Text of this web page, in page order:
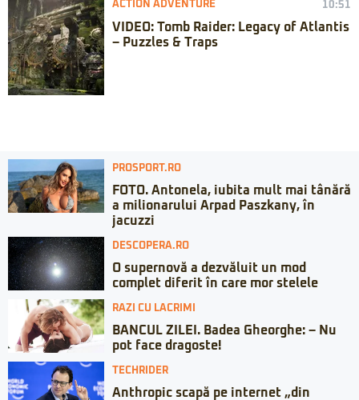
ACTION ADVENTURE 10:51
VIDEO: Tomb Raider: Legacy of Atlantis
– Puzzles & Traps
PROSPORT.RO
FOTO. Antonela, iubita mult mai tânără
a milionarului Arpad Paszkany, în
jacuzzi
DESCOPERA.RO
O supernovă a dezvăluit un mod
complet diferit în care mor stelele
RAZI CU LACRIMI
BANCUL ZILEI. Badea Gheorghe: – Nu
pot face dragoste!
TECHRIDER
Anthropic scapă pe internet „din